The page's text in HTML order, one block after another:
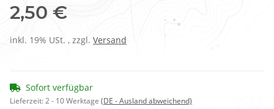
2,50 €
inkl. 19% USt. , zzgl. Versand
Sofort verfügbar
Lieferzeit:2 - 10 Werktage (DE - Ausland abweichend)